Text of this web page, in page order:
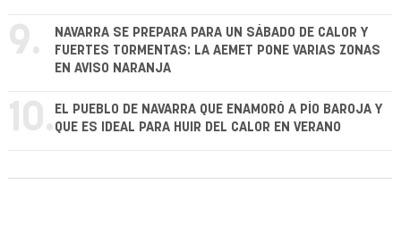
9.
NAVARRA SE PREPARA PARA UN SÁBADO DE CALOR Y
FUERTES TORMENTAS: LA AEMET PONE VARIAS ZONAS
EN AVISO NARANJA
10. EL PUEBLO DE NAVARRA QUE ENAMORÓ A PÍO BAROJA Y
QUE ES IDEAL PARA HUIR DEL CALOR EN VERANO